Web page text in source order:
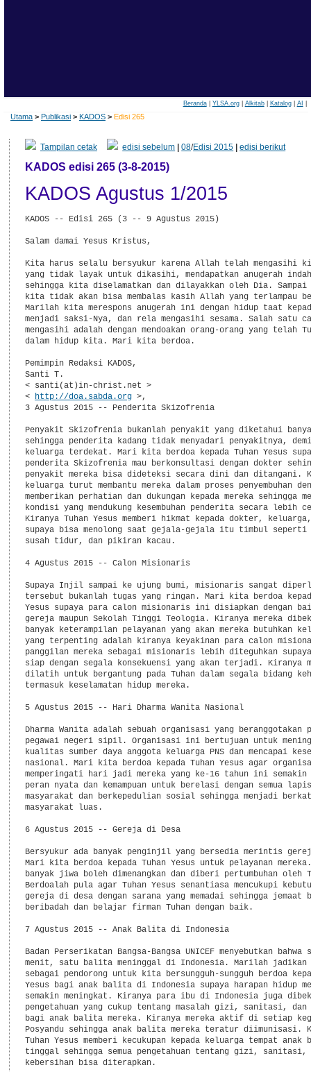
Beranda| YLSA.org| Alkitab| Katalog| AI
Utama > Publikasi > KADOS > Edisi 265
Tampilan cetak edisi sebelum |08/Edisi 2015 |edisi berikut
KADOS edisi 265 (3-8-2015)
KADOS Agustus 1/2015
KADOS -- Edisi 265 (3 -- 9 Agustus 2015)
Salam damai Yesus Kristus,
Kita harus selalu bersyukur karena Allah telah
yang tidak layak untuk dikasihi, mendapatkan anugerah
sehingga kita diselamatkan dan dilayakkan oleh Dia.
kita tidak akan bisa membalas kasih Allah yang terlampau
Marilah kita merespons anugerah ini dengan hidup taat
menjadi saksi-Nya, dan rela mengasihi sesama. Salah satu
mengasihi adalah dengan mendoakan orang-orang yang telah
dalam hidup kita. Mari kita berdoa.
Pemimpin Redaksi KADOS,
Santi T.
< santi(at)in-christ.net >
<
http://doa.sabda.org >,
3 Agustus 2015 -- Penderita Skizofrenia
Penyakit Skizofrenia bukanlah penyakit yang diketahui
sehingga penderita kadang tidak menyadari penyakitnya,
keluarga terdekat. Mari kita berdoa kepada Tuhan Yesus
penderita Skizofrenia mau berkonsultasi dengan dokter
penyakit mereka bisa dideteksi secara dini dan ditangani.
keluarga turut membantu mereka dalam proses penyembuhan
memberikan perhatian dan dukungan kepada mereka sehingga
kondisi yang mendukung kesembuhan penderita secara lebih
Kiranya Tuhan Yesus memberi hikmat kepada dokter,
supaya bisa menolong saat gejala-gejala itu timbul
susah tidur, dan pikiran kacau.
4 Agustus 2015 -- Calon Misionaris
Supaya Injil sampai ke ujung bumi, misionaris sangat
tersebut bukanlah tugas yang ringan. Mari kita berdoa
Yesus supaya para calon misionaris ini disiapkan dengan
gereja maupun Sekolah Tinggi Teologia. Kiranya mereka
banyak keterampilan pelayanan yang akan mereka butuhkan
yang terpenting adalah kiranya keyakinan para calon
panggilan mereka sebagai misionaris lebih diteguhkan
siap dengan segala konsekuensi yang akan terjadi. Kiranya
dilatih untuk bergantung pada Tuhan dalam segala bidang
termasuk keselamatan hidup mereka.
5 Agustus 2015 -- Hari Dharma Wanita Nasional
Dharma Wanita adalah sebuah organisasi yang
pegawai negeri sipil. Organisasi ini bertujuan untuk
kualitas sumber daya anggota keluarga PNS dan mencapai
nasional. Mari kita berdoa kepada Tuhan Yesus agar
memperingati hari jadi mereka yang ke-16 tahun ini
peran nyata dan kemampuan untuk berelasi dengan semua
masyarakat dan berkepedulian sosial sehingga menjadi
masyarakat luas.
6 Agustus 2015 -- Gereja di Desa
Bersyukur ada banyak penginjil yang bersedia merintis
Mari kita berdoa kepada Tuhan Yesus untuk pelayanan
banyak jiwa boleh dimenangkan dan diberi pertumbuhan oleh
Berdoalah pula agar Tuhan Yesus senantiasa mencukupi
gereja di desa dengan sarana yang memadai sehingga
beribadah dan belajar firman Tuhan dengan baik.
7 Agustus 2015 -- Anak Balita di Indonesia
Badan Perserikatan Bangsa-Bangsa UNICEF menyebutkan
menit, satu balita meninggal di Indonesia. Marilah
sebagai pendorong untuk kita bersungguh-sungguh berdoa
Yesus bagi anak balita di Indonesia supaya harapan hidup
semakin meningkat. Kiranya para ibu di Indonesia juga
pengetahuan yang cukup tentang masalah gizi, sanitasi,
bagi anak balita mereka. Kiranya mereka aktif di setiap
Posyandu sehingga anak balita mereka teratur diimunisasi.
Tuhan Yesus memberi kecukupan kepada keluarga tempat
tinggal sehingga semua pengetahuan tentang gizi,
kebersihan bisa diterapkan.